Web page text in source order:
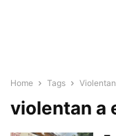
Home Tags
violentan a